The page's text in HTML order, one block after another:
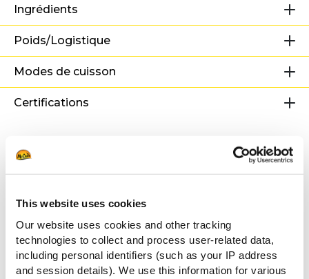
This website uses cookies
Our website uses cookies and other tracking
technologies to collect and process user-related data,
including personal identifiers (such as your IP address
and session details). We use this information for various
Ingrédients
Poids/Logistique
Modes de cuisson
Certifications
Recettes associées
Burgers gourmets